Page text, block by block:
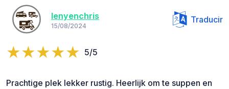
lenyenchris
15/08/2024
Traducir
5/5
Prachtige plek lekker rustig. Heerlijk om te suppen en